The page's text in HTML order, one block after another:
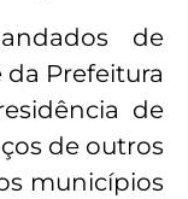
de
da Prefeitura
de
de outros
municípios